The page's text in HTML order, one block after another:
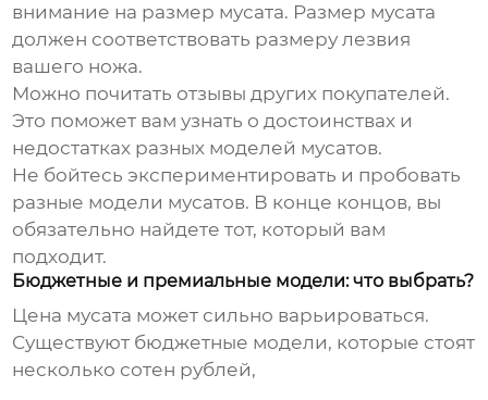
внимание на размер мусата. Размер мусата
должен соответствовать размеру лезвия
вашего ножа.
Можно почитать отзывы других покупателей.
Это поможет вам узнать о достоинствах и
недостатках разных моделей мусатов.
Не бойтесь экспериментировать и пробовать
разные модели мусатов. В конце концов, вы
обязательно найдете тот, который вам
подходит.
Бюджетные и премиальные модели: что выбрать?
Цена мусата может сильно варьироваться.
Существуют бюджетные модели, которые стоят
несколько сотен рублей,